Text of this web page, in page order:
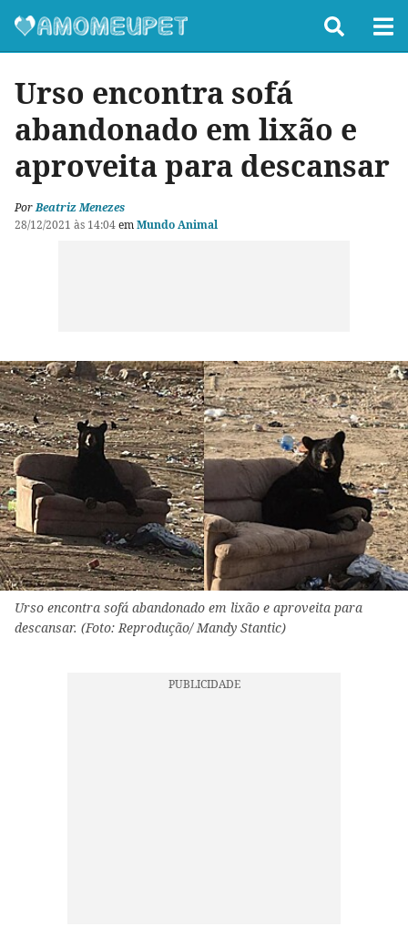
Urso encontra sofá
abandonado em lixão e
aproveita para descansar
PorBeatriz Menezes
28/12/2021 às 14:04emMundo Animal
Urso encontra sofá abandonado em lixão e aproveita para
descansar. (Foto: Reprodução/ Mandy Stantic)